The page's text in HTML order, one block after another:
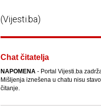
(Vijesti.ba)
Chat čitatelja
NAPOMENA- Portal Vijesti.ba
Mišljenja iznešena u chatu nisu
čitanje.